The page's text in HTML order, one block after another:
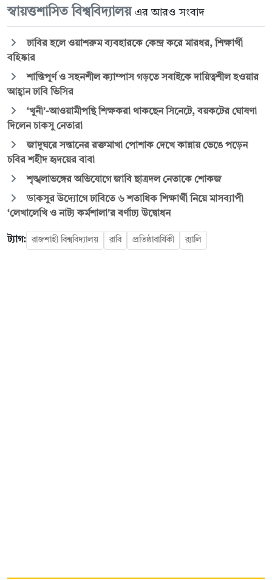
স্বায়ত্তশাসিত বিশ্ববিদ্যালয় এর আরও সংবাদ
ঢাবির হলে ওয়াশরুম ব্যবহারকে কেন্দ্র করে মারধর, শিক্ষার্থী
বহিষ্কার
শান্তিপূর্ণ ও সহনশীল ক্যাম্পাস গড়তে সবাইকে দায়িত্বশীল হওয়ার
আহ্বান ঢাবি ভিসির
‘খুনী’-আওয়ামীপন্থি শিক্ষকরা থাকছেন সিনেটে, বয়কটের ঘোষণা
দিলেন চাকসু নেতারা
জাদুঘরে সন্তানের রক্তমাখা পোশাক দেখে কান্নায় ভেঙে পড়েন
চবির শহীদ হৃদয়ের বাবা
শৃঙ্খলাভঙ্গের অভিযোগে জাবি ছাত্রদল নেতাকে শোকজ
ডাকসুর উদ্যোগে ঢাবিতে ৬ শতাধিক শিক্ষার্থী নিয়ে মাসব্যাপী
‘লেখালেখি ও নাট্য কর্মশালা’র বর্ণাঢ্য উদ্বোধন
ট্যাগ: রাজশাহী বিশ্ববিদ্যালয় রাবি প্রতিষ্ঠাবার্ষিকী র‌্যালি